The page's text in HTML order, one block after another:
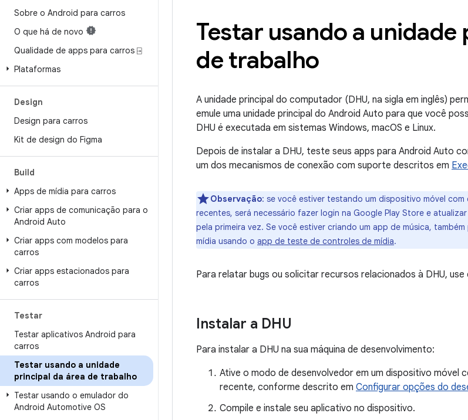
Sobre o Android para carros
O que há de novo
Qualidade de apps para carros ⍈
Plataformas
Design
Design para carros
Kit de design do Figma
Build
Apps de mídia para carros
Criar apps de comunicação para o
Android Auto
Criar apps com modelos para
carros
Criar apps estacionados para
carros
Testar
Testar aplicativos Android para
carros
Testar usando a unidade
principal da área de trabalho
Testar usando o emulador do
Android Automotive OS
Testar usando a unidade
de trabalho
A unidade principal do computador (DHU, na sigla em inglês)
emule uma unidade principal do Android Auto para que você
DHU é executada em sistemas Windows, macOS e Linux.
Depois de instalar a DHU, teste seus apps para Android Auto
um dos mecanismos de conexão com suporte descritos em
Observação: se você estiver testando um dispositivo móvel com
recentes, será necessário fazer login na Google Play Store e
pela primeira vez. Se você estiver criando um app de música,
mídia usando o app de teste de controles de mídia.
Para relatar bugs ou solicitar recursos relacionados à DHU, use
Instalar a DHU
Para instalar a DHU na sua máquina de desenvolvimento:
Ative o modo de desenvolvedor em um dispositivo móvel
recente, conforme descrito em Configurar opções do
Compile e instale seu aplicativo no dispositivo.